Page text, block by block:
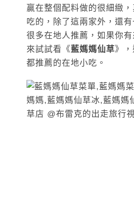
贏在整個配料做的很細緻
吃的，除了這兩家外，還
很多在地人推薦，如果你
來試試看《藍媽媽仙草》
都推薦的在地小吃。